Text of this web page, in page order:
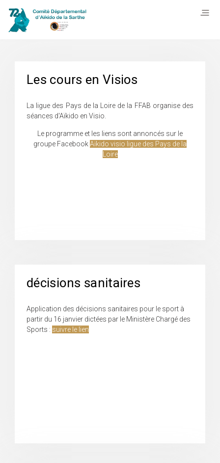
Les cours en Visios
La ligue des Pays de la Loire de la FFAB organise des
séances d'Aïkido en Visio.
Le programme et les liens sont annoncés sur le
groupe FacebookAïkido visio ligue des Pays de la
Loire
décisions sanitaires
Application des décisions sanitaires pour le sport à
partir du 16 janvier dictées par le Ministère Chargé des
Sports : suivre le lien